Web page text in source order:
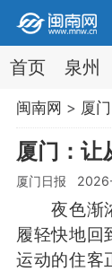
首页 泉州
闽南网 > 厦门
厦门：让
厦门日报
夜色渐浓
履轻快地回
运动的住客